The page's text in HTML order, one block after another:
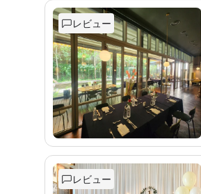
レビュー
レビュー